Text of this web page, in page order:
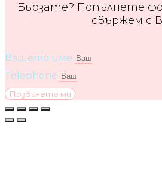
Бързате? Попълнете
свържем с
Вашето име
Telephone
Позвънете ми